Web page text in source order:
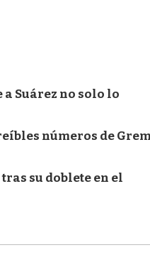
Suárez no solo lo
números de
su doblete en el